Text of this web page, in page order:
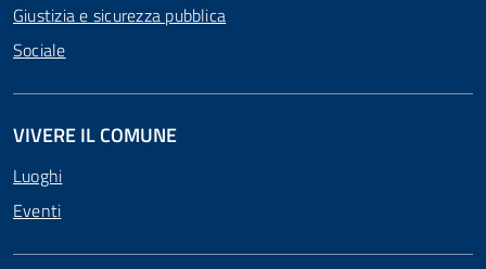
Giustizia e sicurezza pubblica
Sociale
VIVERE IL COMUNE
Luoghi
Eventi